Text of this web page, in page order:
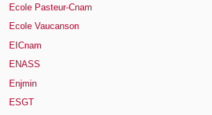
Ecole Pasteur-Cnam
Ecole Vaucanson
EICnam
ENASS
Enjmin
ESGT